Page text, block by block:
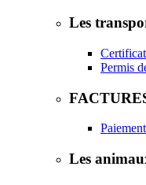
Les
Permis
Les